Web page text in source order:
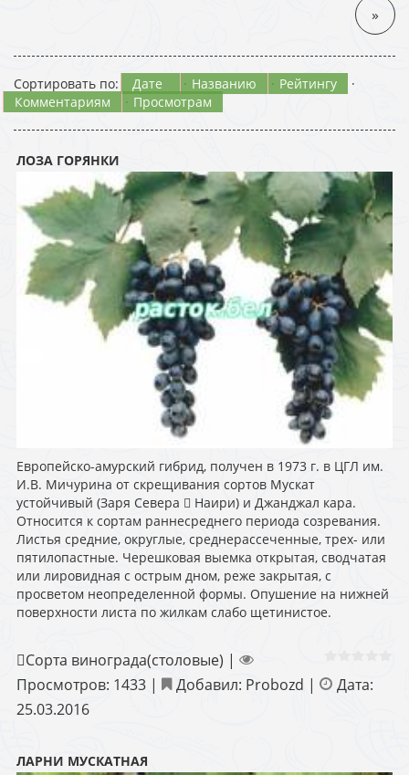
»
Сортировать по: Дате · Названию · Рейтингу
·
Комментариям
· Просмотрам
ЛОЗА ГОРЯНКИ
Европейско-амурский гибрид, получен в 1973 г. в ЦГЛ им.
И.В. Мичурина от скрещивания сортов Мускат
устойчивый (Заря Севера  Наири) и Джанджал кара.
Относится к сортам раннесреднего периода созревания.
Листья средние, округлые, среднерассеченные, трех- или
пятилопастные. Черешковая выемка открытая, сводчатая
или лировидная с острым дном, реже закрытая, с
просветом неопределенной формы. Опушение на нижней
поверхности листа по жилкам слабо щетинистое.
Сорта винограда(столовые) |
Просмотров: 1433 | Добавил: Probozd |
Дата:
25.03.2016
ЛАРНИ МУСКАТНАЯ